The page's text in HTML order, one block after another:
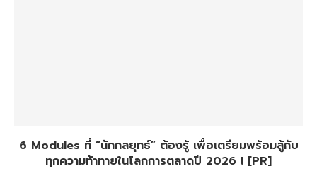
6 Modules ที่ “นักกลยุทธ์” ต้องรู้ เพื่อเตรียมพร้อมสู้กับ
ทุกความท้าทายในโลกการตลาดปี 2026 ! [PR]